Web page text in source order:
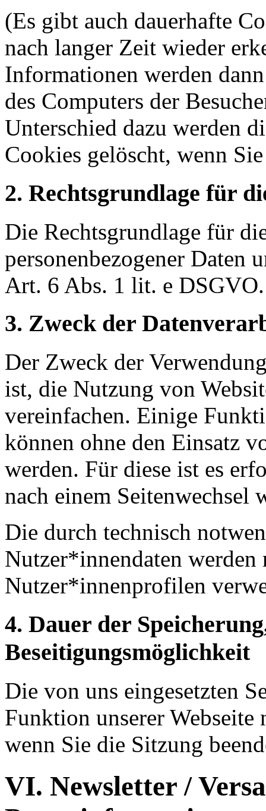
(Es gibt auch dauerhafte
nach langer Zeit wieder
Informationen werden
des Computers der
Unterschied dazu werden
Cookies gelöscht, wenn
2. Rechtsgrundlage für
Die Rechtsgrundlage für
personenbezogener Daten
Art. 6 Abs. 1 lit. e DSGVO.
3. Zweck der
Der Zweck der
ist, die Nutzung von
vereinfachen. Einige
können ohne den Einsatz
werden. Für diese ist es
nach einem Seitenwechsel
Die durch technisch
Nutzer*innendaten
Nutzer*innenprofilen
4. Dauer der
Beseitigungsmöglichkeit
Die von uns eingesetzten
Funktion unserer
wenn Sie die Sitzung
VI. Newsletter /